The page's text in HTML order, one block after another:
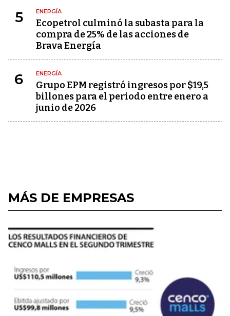
5 ENERGÍA
Ecopetrol culminó la subasta para la
compra de 25% de las acciones de
Brava Energía
6 ENERGÍA
Grupo EPM registró ingresos por $19,5
billones para el periodo entre enero a
junio de 2026
MÁS DE EMPRESAS